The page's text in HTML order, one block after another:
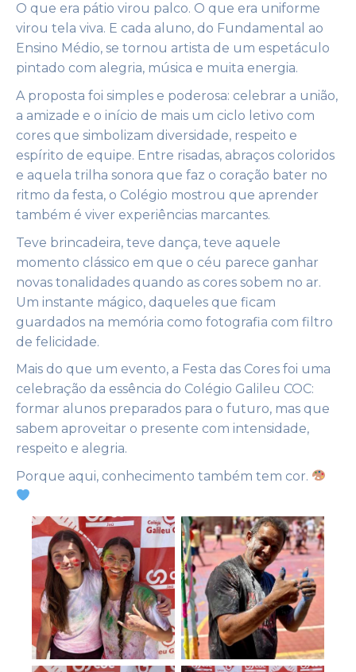
O que era pátio virou palco. O que era uniforme
virou tela viva. E cada aluno, do Fundamental ao
Ensino Médio, se tornou artista de um espetáculo
pintado com alegria, música e muita energia.
A proposta foi simples e poderosa: celebrar a união,
a amizade e o início de mais um ciclo letivo com
cores que simbolizam diversidade, respeito e
espírito de equipe. Entre risadas, abraços coloridos
e aquela trilha sonora que faz o coração bater no
ritmo da festa, o Colégio mostrou que aprender
também é viver experiências marcantes.
Teve brincadeira, teve dança, teve aquele
momento clássico em que o céu parece ganhar
novas tonalidades quando as cores sobem no ar.
Um instante mágico, daqueles que ficam
guardados na memória como fotografia com filtro
de felicidade.
Mais do que um evento, a Festa das Cores foi uma
celebração da essência do Colégio Galileu COC:
formar alunos preparados para o futuro, mas que
sabem aproveitar o presente com intensidade,
respeito e alegria.
Porque aqui, conhecimento também tem cor.